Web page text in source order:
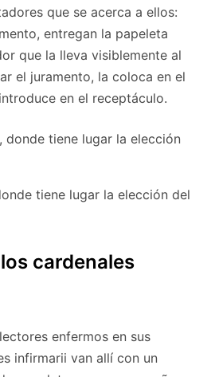
que se acerca a ellos:
entregan la papeleta
que la lleva visiblemente al
el juramento, la coloca en el
en el receptáculo.
tiene lugar la elección del
cardenales
enfermos en sus
infirmarii van allí con un